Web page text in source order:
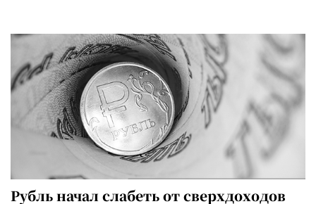
Рубль начал слабеть от сверхдоходов